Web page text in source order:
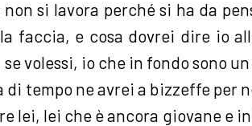
si lavora perché si ha da
faccia, e cosa dovrei dire io
se volessi, io che in fondo sono
di tempo ne avrei a bizzeffe per
lei, lei che è ancora giovane e